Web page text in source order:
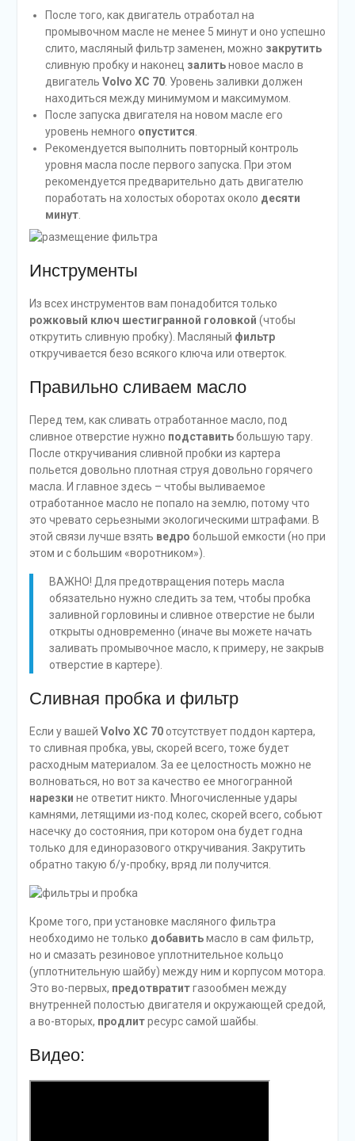
После того, как двигатель отработал на
промывочном масле не менее 5 минут и оно успешно
слито, масляный фильтр заменен, можно закрутить
сливную пробку и наконец залитьновое масло в
двигатель Volvo XC 70. Уровень заливки должен
находиться между минимумом и максимумом.
После запуска двигателя на новом масле его
уровень немного опустится.
Рекомендуется выполнить повторный контроль
уровня масла после первого запуска. При этом
рекомендуется предварительно дать двигателю
поработать на холостых оборотах около десяти
минут.
Инструменты
Из всех инструментов вам понадобится только
рожковый ключ шестигранной головкой (чтобы
открутить сливную пробку). Масляный фильтр
откручивается безо всякого ключа или отверток.
Правильно сливаем масло
Перед тем, как сливать отработанное масло, под
сливное отверстие нужно подставитьбольшую тару.
После откручивания сливной пробки из картера
польется довольно плотная струя довольно горячего
масла. И главное здесь – чтобы выливаемое
отработанное масло не попало на землю, потому что
это чревато серьезными экологическими штрафами. В
этой связи лучше взять ведро большой емкости (но при
этом и с большим «воротником»).
ВАЖНО! Для предотвращения потерь масла
обязательно нужно следить за тем, чтобы пробка
заливной горловины и сливное отверстие не были
открыты одновременно (иначе вы можете начать
заливать промывочное масло, к примеру, не закрыв
отверстие в картере).
Сливная пробка и фильтр
Если у вашей Volvo XC 70отсутствует поддон картера,
то сливная пробка, увы, скорей всего, тоже будет
расходным материалом. За ее целостность можно не
волноваться, но вот за качество ее многогранной
нарезки не ответит никто. Многочисленные удары
камнями, летящими из-под колес, скорей всего, собьют
насечку до состояния, при котором она будет годна
только для единоразового откручивания. Закрутить
обратно такую б/у-пробку, вряд ли получится.
Кроме того, при установке масляного фильтра
необходимо не только добавитьмасло в сам фильтр,
но и смазать резиновое уплотнительное кольцо
(уплотнительную шайбу) между ним и корпусом мотора.
Это во-первых, предотвратитгазообмен между
внутренней полостью двигателя и окружающей средой,
а во-вторых, продлитресурс самой шайбы.
Видео: